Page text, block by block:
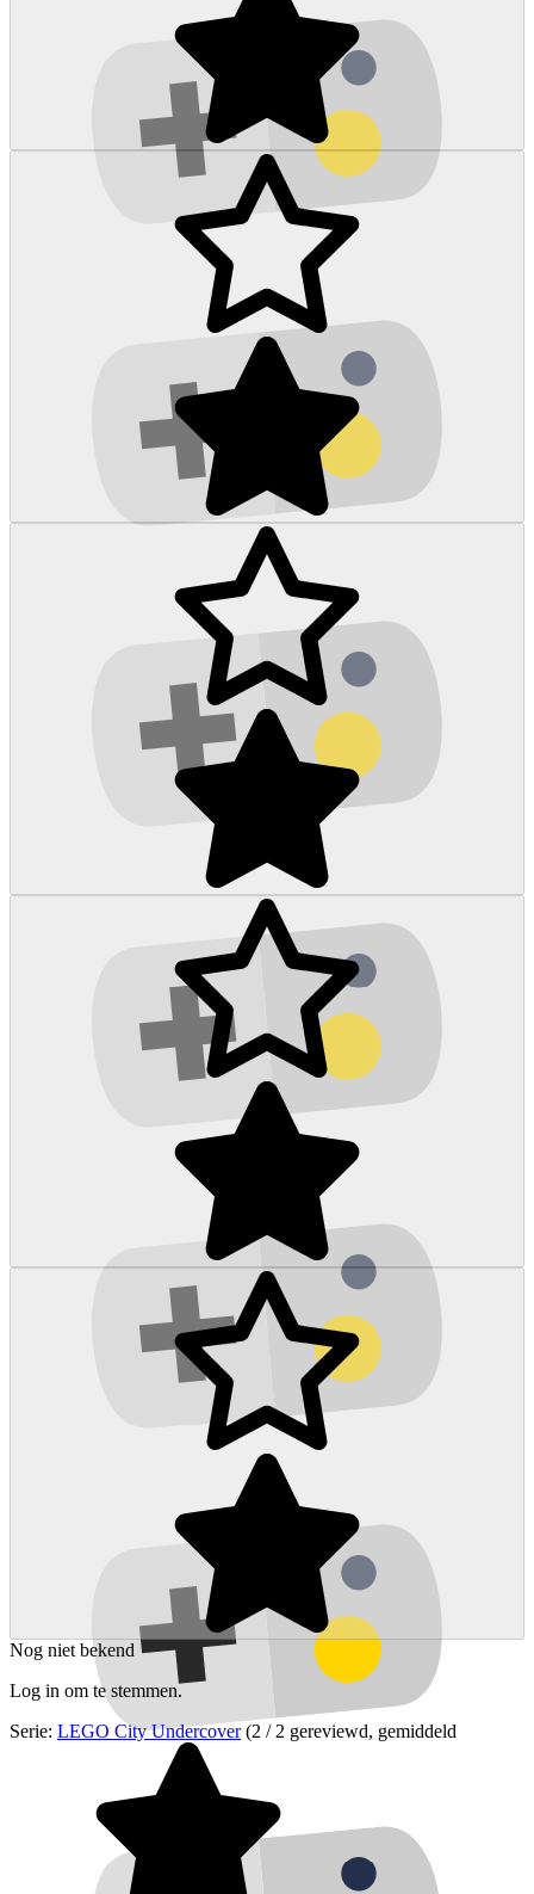
Nog niet bekend
Log in om te stemmen.
Serie: LEGO City Undercover (2 / 2 gereviewd, gemiddeld